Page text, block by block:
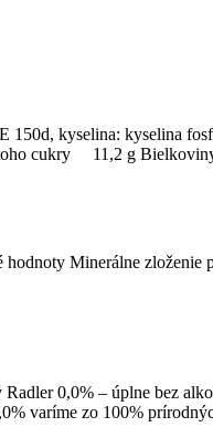
kyselina: kyselina
z toho cukry 11,2 g
Minerálne zloženie
0,0% – úplne bez
varíme zo 100%